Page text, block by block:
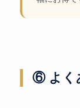
⑥ よく